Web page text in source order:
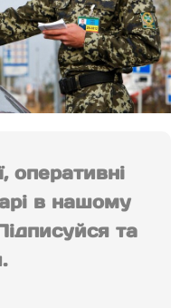
оперативні
в нашому
та